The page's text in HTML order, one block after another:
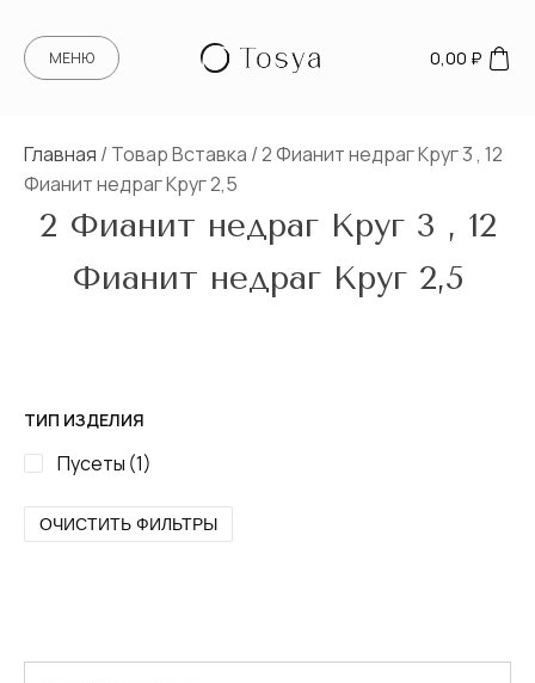
МЕНЮ 0,00 ₽
Главная / Товар Вставка / 2 Фианит недраг Круг 3 , 12
Фианит недраг Круг 2,5
2 Фианит недраг Круг 3 , 12
Фианит недраг Круг 2,5
ТИП ИЗДЕЛИЯ
Пусеты (1)
ОЧИСТИТЬ ФИЛЬТРЫ